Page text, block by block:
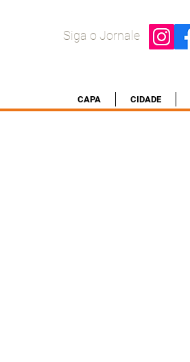
Siga o Jornale
CAPA CIDADE